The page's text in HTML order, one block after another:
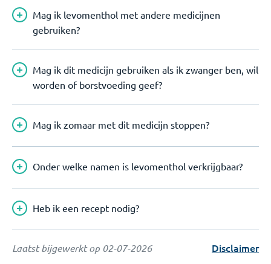
Mag ik levomenthol met andere medicijnen
gebruiken?
Mag ik dit medicijn gebruiken als ik zwanger ben, wil
worden of borstvoeding geef?
Mag ik zomaar met dit medicijn stoppen?
Onder welke namen is levomenthol verkrijgbaar?
Heb ik een recept nodig?
Laatst bijgewerkt op 02-07-2026 Disclaimer